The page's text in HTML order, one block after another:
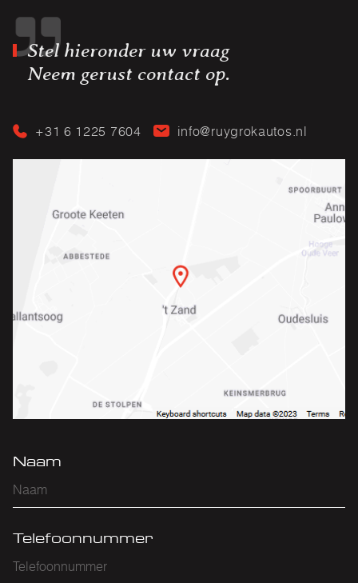
Stel hieronder uw vraag
Neem gerust contact op.
+31 6 1225 7604 info@ruygrokautos.nl
Naam
Telefoonnummer